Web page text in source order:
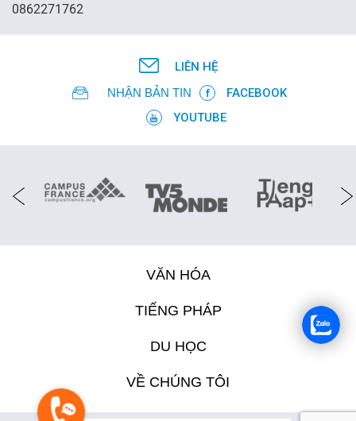
0862271762
LIÊN HỆ
NHẬN BẢN TIN
FACEBOOK
YOUTUBE
VĂN HÓA
TIẾNG PHÁP
DU HỌC
VỀ CHÚNG TÔI